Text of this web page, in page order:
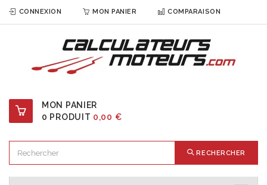
CONNEXION MON PANIER COMPARAISON
MON PANIER
0 PRODUIT 0,00 €
RECHERCHER